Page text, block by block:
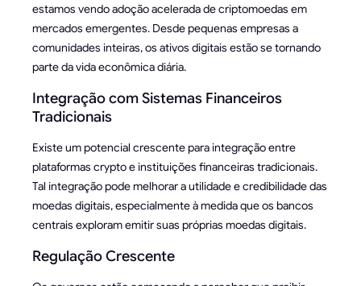
estamos vendo adoção acelerada de criptomoedas em
mercados emergentes. Desde pequenas empresas a
comunidades inteiras, os ativos digitais estão se tornando
parte da vida econômica diária.
Integração com Sistemas Financeiros
Tradicionais
Existe um potencial crescente para integração entre
plataformas crypto e instituições financeiras tradicionais.
Tal integração pode melhorar a utilidade e credibilidade das
moedas digitais, especialmente à medida que os bancos
centrais exploram emitir suas próprias moedas digitais.
Regulação Crescente